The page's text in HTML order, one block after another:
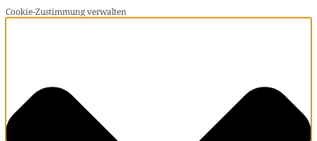
Cookie-Zustimmung verwalten